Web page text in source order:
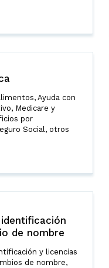
Ayuda con
Medicare y
por
Social, otros
de nombre
y licencias
de nombre,